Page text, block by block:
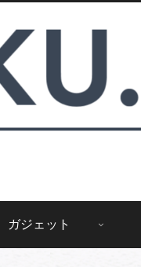
ガジェット